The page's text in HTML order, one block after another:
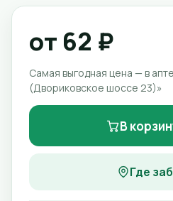
от 62 ₽
Самая выгодная цена — в
(Двориковское шоссе 23)»
В
Где